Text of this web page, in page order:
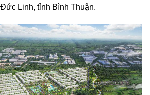
Linh, tỉnh Bình Thuận.